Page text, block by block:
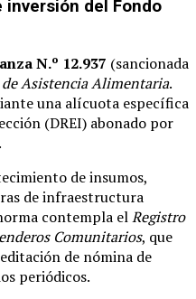
inversión del Fondo
N.º 12.937 (sancionada
Asistencia Alimentaria.
una alícuota específica
(DREI) abonado por
de insumos,
de infraestructura
contempla elRegistro
Comunitarios, que
de nómina de
periódicos.